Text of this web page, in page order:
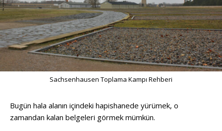
Sachsenhausen Toplama Kampı Rehberi
Bugün hala alanın içindeki hapishanede yürümek, o
zamandan kalan belgeleri görmek mümkün.